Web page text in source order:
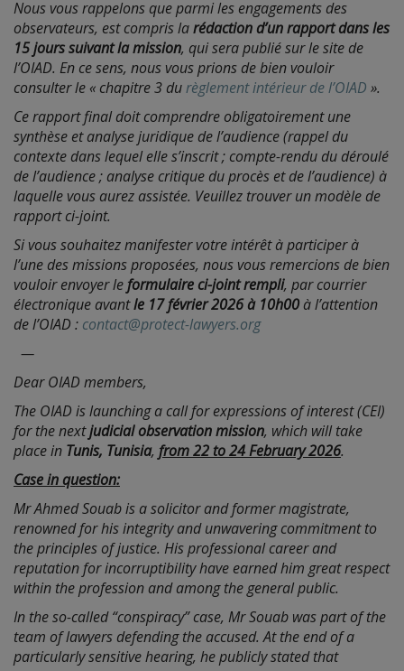
Nous vous rappelons que parmi les engagements des
observateurs, est compris larédaction d’un rapport dans les
15 jours suivant la mission, qui sera publié sur le site de
l’OIAD. En ce sens, nous vous prions de bien vouloir
consulter le « chapitre 3 durèglement intérieur de l’OIAD ».
Ce rapport final doit comprendre obligatoirement une
synthèse et analyse juridique de l’audience (rappel du
contexte dans lequel elle s’inscrit ; compte-rendu du déroulé
de l’audience ; analyse critique du procès et de l’audience) à
laquelle vous aurez assistée. Veuillez trouver un modèle de
rapport ci-joint.
Si vous souhaitez manifester votre intérêt à participer à
l’une des missions proposées, nous vous remercions de bien
vouloir envoyer leformulaire ci-joint rempli, par courrier
électronique avantle 17 février 2026 à 10h00 à l’attention
de l’OIAD : contact@protect-lawyers.org
—
Dear OIAD members,
The OIAD is launching a call for expressions of interest (CEI)
for the nextjudicial observation mission, which will take
place in Tunis, Tunisia, from 22 to 24 February 2026.
Case in question:
Mr Ahmed Souab is a solicitor and former magistrate,
renowned for his integrity and unwavering commitment to
the principles of justice. His professional career and
reputation for incorruptibility have earned him great respect
within the profession and among the general public.
In the so-called “conspiracy” case, Mr Souab was part of the
team of lawyers defending the accused. At the end of a
particularly sensitive hearing, he publicly stated that